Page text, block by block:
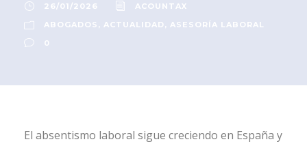
26/01/2026
ACOUNTAX
ABOGADOS , ACTUALIDAD , ASESORÍA LABORAL
0
El absentismo laboral sigue creciendo en España y